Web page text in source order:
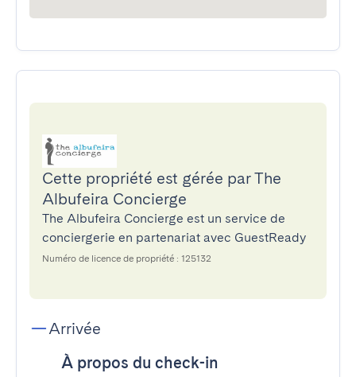
Cette propriété est gérée par The
Albufeira Concierge
The Albufeira Concierge est un service de
conciergerie en partenariat avec GuestReady
Numéro de licence de propriété : 125132
Arrivée
À propos du check-in